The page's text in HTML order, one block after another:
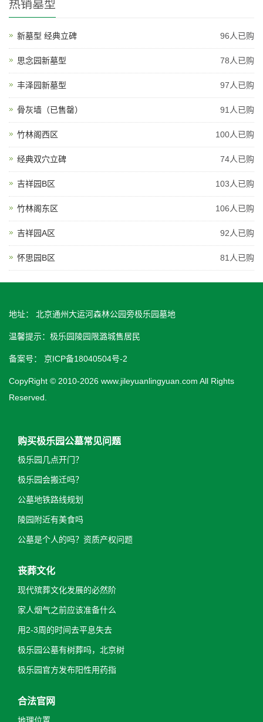
热销墓型
新墓型 经典立碑 96人已购
思念园新墓型 78人已购
丰泽园新墓型 97人已购
骨灰墙（已售罄） 91人已购
竹林阁西区 100人已购
经典双穴立碑 74人已购
吉祥园B区 103人已购
竹林阁东区 106人已购
吉祥园A区 92人已购
怀思园B区 81人已购
地址： 北京通州大运河森林公园旁极乐园墓地
温馨提示：极乐园陵园限潞城售居民
备案号： 京ICP备18040504号-2
CopyRight © 2010-2026 www.jileyuanlingyuan.com All Rights
Reserved.
购买极乐园公墓常见问题
极乐园几点开门？
极乐园会搬迁吗？
公墓地铁路线规划
陵园附近有美食吗
公墓是个人的吗？资质产权问题
丧葬文化
现代殡葬文化发展的必然阶
家人烟气之前应该准备什么
用2-3周的时间去平息失去
极乐园公墓有树葬吗，北京树
极乐园官方发布阳性用药指
合法官网